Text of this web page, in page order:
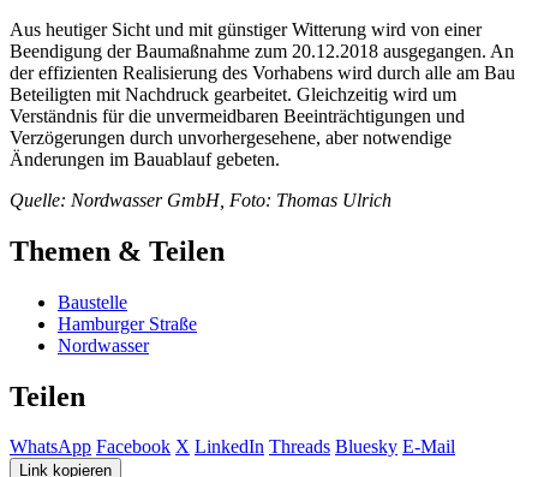
Aus heutiger Sicht und mit günstiger Witterung wird von einer
Beendigung der Baumaßnahme zum 20.12.2018 ausgegangen. An
der effizienten Realisierung des Vorhabens wird durch alle am Bau
Beteiligten mit Nachdruck gearbeitet. Gleichzeitig wird um
Verständnis für die unvermeidbaren Beeinträchtigungen und
Verzögerungen durch unvorhergesehene, aber notwendige
Änderungen im Bauablauf gebeten.
Quelle: Nordwasser GmbH, Foto: Thomas Ulrich
Themen & Teilen
Baustelle
Hamburger Straße
Nordwasser
Teilen
WhatsApp Facebook X LinkedIn Threads Bluesky E-Mail
Link kopieren